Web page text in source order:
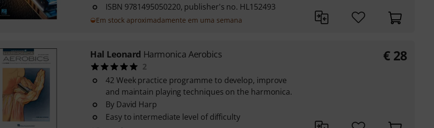
ISBN 9781495050220, publisher's no. HL152493
Em stock aproximadamente em uma semana
Hal Leonard Harmonica Aerobics
2
42 Week practice programme to develop, improve
and maintain playing techniques on the harmonica.
By David Harp
Easy to intermediate level of difficulty
€ 28